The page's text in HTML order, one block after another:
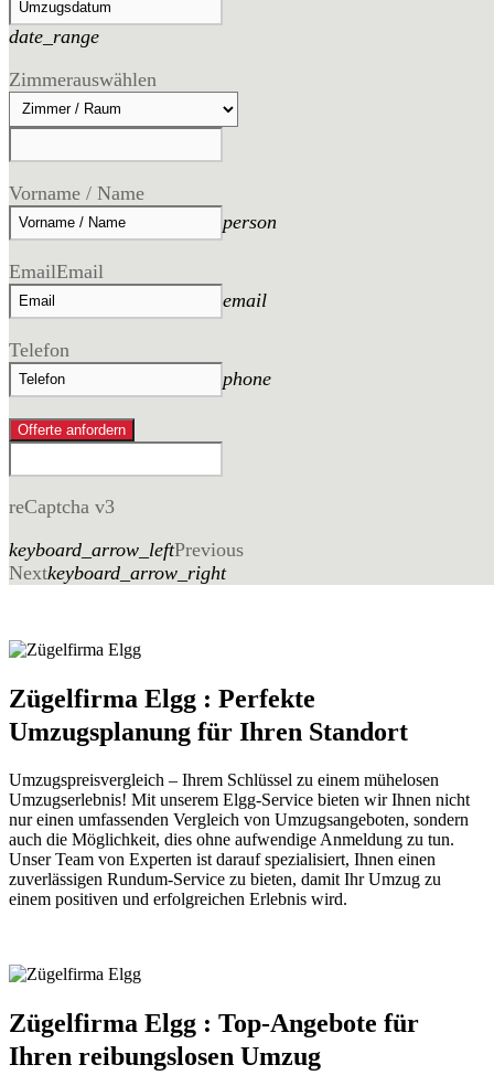
date_range
Zimmerauswählen
Vorname / Name
person
EmailEmail
email
Telefon
phone
Offerte anfordern
reCaptcha v3
keyboard_arrow_leftPrevious
Nextkeyboard_arrow_right
Zügelfirma Elgg : Perfekte
Umzugsplanung für Ihren Standort
Umzugspreisvergleich – Ihrem Schlüssel zu einem mühelosen
Umzugserlebnis! Mit unserem Elgg-Service bieten wir Ihnen nicht
nur einen umfassenden Vergleich von Umzugsangeboten, sondern
auch die Möglichkeit, dies ohne aufwendige Anmeldung zu tun.
Unser Team von Experten ist darauf spezialisiert, Ihnen einen
zuverlässigen Rundum-Service zu bieten, damit Ihr Umzug zu
einem positiven und erfolgreichen Erlebnis wird.
Zügelfirma Elgg : Top-Angebote für
Ihren reibungslosen Umzug